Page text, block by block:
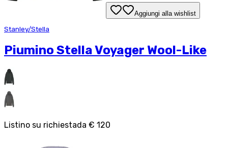
Aggiungi alla wishlist
Stanley/Stella
Piumino Stella Voyager Wool-Like
Listino su richiestada € 120